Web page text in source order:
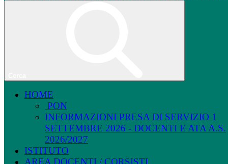
HOME
PON
INFORMAZIONI PRESA DI SERVIZIO 1
SETTEMBRE 2026 - DOCENTI E ATA A.S.
2026/2027
ISTITUTO
AREA DOCENTI / CORSISTI